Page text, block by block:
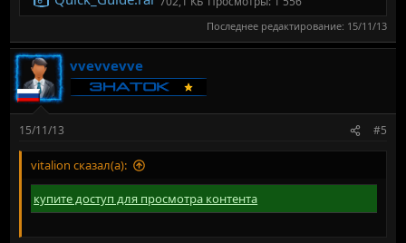
Последнее редактирование: 15/11/13
vvevvevve
15/11/13 #5
vitalion сказал(а):
купите доступ для просмотра контента